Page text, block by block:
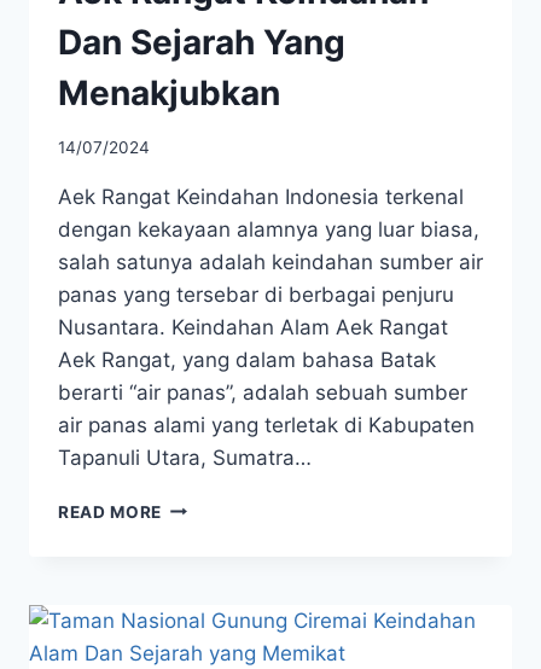
Dan Sejarah Yang
Menakjubkan
14/07/2024
Aek Rangat Keindahan Indonesia terkenal
dengan kekayaan alamnya yang luar biasa,
salah satunya adalah keindahan sumber air
panas yang tersebar di berbagai penjuru
Nusantara. Keindahan Alam Aek Rangat
Aek Rangat, yang dalam bahasa Batak
berarti “air panas”, adalah sebuah sumber
air panas alami yang terletak di Kabupaten
Tapanuli Utara, Sumatra…
READ MORE AEK
YANG
MENAKJUBKAN